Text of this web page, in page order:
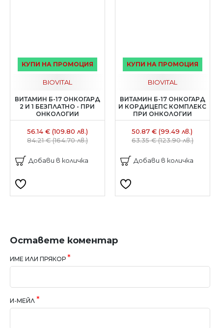
КУПИ НА ПРОМОЦИЯ
BIOVITAL
ВИТАМИН Б-17 ОНКОГАРД
2 И 1 БЕЗПЛАТНО - ПРИ
ОНКОЛОГИИ
56.14 € (109.80 лв.)
84.21 € (164.70 лв.)
Добави в количка
КУПИ НА ПРОМОЦИЯ
BIOVITAL
ВИТАМИН Б-17 ОНКОГАРД
И КОРДИЦЕПС КОМПЛЕКС
ПРИ ОНКОЛОГИИ
50.87 € (99.49 лв.)
63.35 € (123.90 лв.)
Добави в количка
Оставете коментар
ИМЕ ИЛИ ПРЯКОР
И-МЕЙЛ